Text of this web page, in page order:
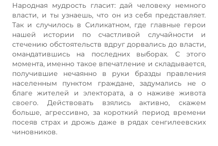
Народная мудрость гласит: дай человеку немного
власти, и ты узнаешь, что он из себя представляет.
Так и случилось в Силикатном, где главные герои
нашей истории по счастливой случайности и
стечению обстоятельств вдруг дорвались до власти,
омандатившись на последних выборах. С этого
момента, именно такое впечатление и складывается,
получившие нечаянно в руки бразды правления
населенным пунктом граждане, задумались не о
благе жителей и электората, а о наживе живота
своего. Действовать взялись активно, скажем
больше, агрессивно, за короткий период времени
посеяв страх и дрожь даже в рядах сенгилеевских
чиновников.